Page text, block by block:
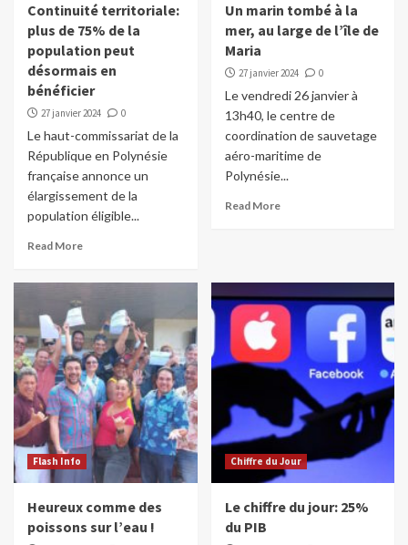
Continuité territoriale:
plus de 75% de la
population peut
désormais en
bénéficier
27 janvier 2024 0
Le haut-commissariat de la
République en Polynésie
française annonce un
élargissement de la
population éligible...
Read More
Un marin tombé à la
mer, au large de l’île de
Maria
27 janvier 2024 0
Le vendredi 26 janvier à
13h40, le centre de
coordination de sauvetage
aéro-maritime de
Polynésie...
Read More
Flash Info
Heureux comme des
poissons sur l’eau !
Chiffre du Jour
Le chiffre du jour: 25%
du PIB